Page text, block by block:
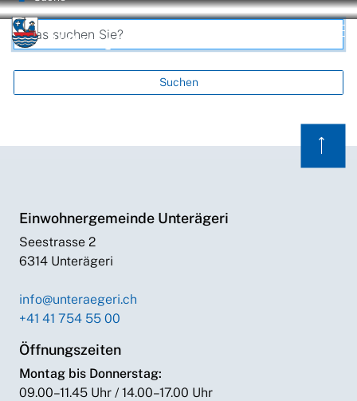
zur Startseite
Direkt zur Hauptnavigation
Direkt zum Inhalt
Direkt zur Suche
Direkt zum Stichwortverzeichnis
KontaktSucheLogin
Suchbegriff erfassen
Was suchen Sie?
Suchen
Einwohnergemeinde Unterägeri
Seestrasse 2
6314 Unterägeri
info@unteraegeri.ch
+41 41 754 55 00
Öffnungszeiten
Montag bis Donnerstag:
09.00–11.45 Uhr / 14.00–17.00 Uhr
⟶